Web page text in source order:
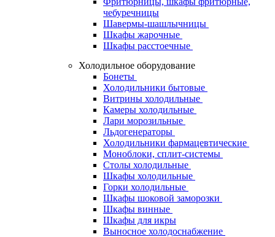
чебуречницы
Шавермы-шашлычницы
Шкафы жарочные
Шкафы расстоечные
Холодильное оборудование
Бонеты
Холодильники бытовые
Витрины холодильные
Камеры холодильные
Лари морозильные
Льдогенераторы
Холодильники фармацевтические
Моноблоки, сплит-системы
Столы холодильные
Шкафы холодильные
Горки холодильные
Шкафы шоковой заморозки
Шкафы винные
Шкафы для икры
Выносное холодоснабжение